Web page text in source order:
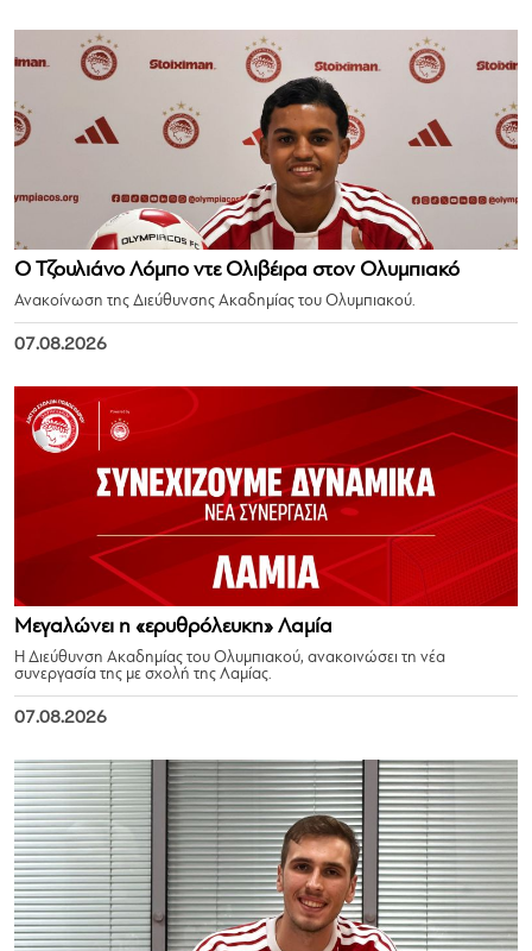
Ο Τζουλιάνο Λόμπο ντε Ολιβέιρα στον Ολυμπιακό
Ανακοίνωση της Διεύθυνσης Ακαδημίας του Ολυμπιακού.
07.08.2026
Μεγαλώνει η «ερυθρόλευκη» Λαμία
Η Διεύθυνση Ακαδημίας του Ολυμπιακού, ανακοινώσει τη νέα
συνεργασία της με σχολή της Λαμίας.
07.08.2026